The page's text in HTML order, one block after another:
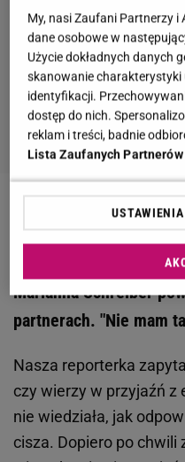
Zobacz wideoSchreiber
Zaskakujące słowa
Marianna Schreiber
partnerach. "Nie mam
Nasza reporterka
czy wierzy w przyjaźń z
nie wiedziała, jak
cisza. Dopiero po chwili
My, nasi Zaufani Partnerzy
dane osobowe w
Użycie dokładnych danych
skanowanie charakterystyki
identyfikacji.
dostęp do nich.
reklam i treści, badnie
Lista Zaufanych Partnerów